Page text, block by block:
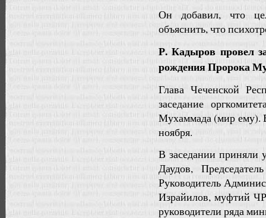
Он добавил, что
объяснить, что
Р. Кадыров провел
рождения Пророка
Глава Чеченской
заседание
Мухаммада (мир ему).
ноября.
В заседании приняли
Даудов,
Руководитель
Израйилов, муфтий
руководители ряда